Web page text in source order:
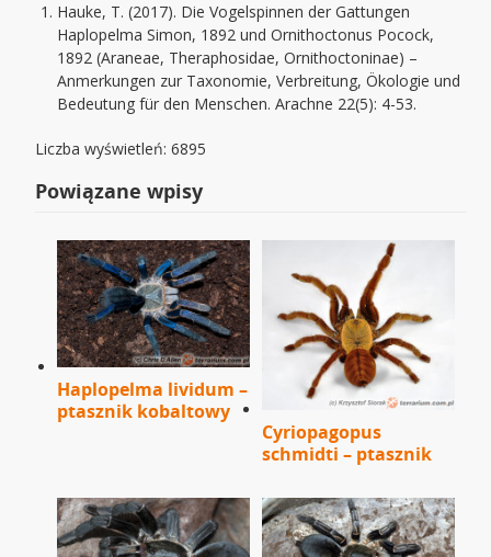
Hauke, T. (2017). Die Vogelspinnen der Gattungen
Haplopelma Simon, 1892 und Ornithoctonus Pocock,
1892 (Araneae, Theraphosidae, Ornithoctoninae) –
Anmerkungen zur Taxonomie, Verbreitung, Ökologie und
Bedeutung für den Menschen. Arachne 22(5): 4-53.
Liczba wyświetleń: 6895
Powiązane wpisy
Haplopelma lividum –
ptasznik kobaltowy
Cyriopagopus
schmidti – ptasznik